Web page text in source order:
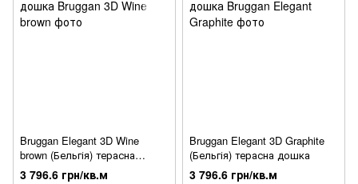
Bruggan Elegant 3D Wine
brown (Бельгія) терасна
дошка
3 796.6 грн/кв.м
Bruggan Elegant 3D Graphite
(Бельгія) терасна дошка
3 796.6 грн/кв.м